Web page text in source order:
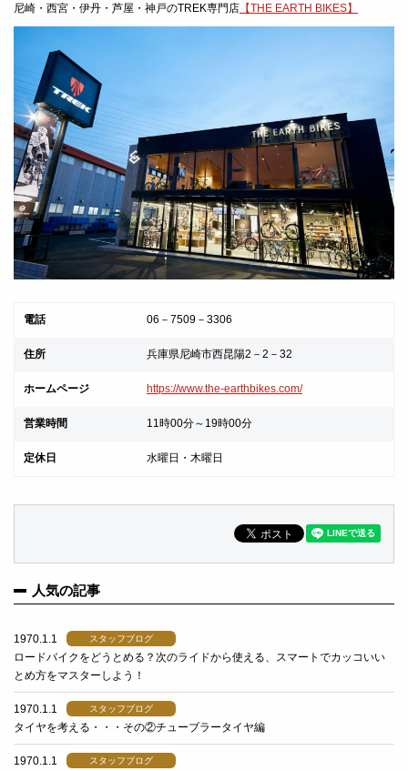
尼崎・西宮・伊丹・芦屋・神戸のTREK専門店 【THE EARTH BIKES】
電話 06－7509－3306
住所 兵庫県尼崎市西昆陽2－2－32
ホームページ https://www.the-earthbikes.com/
営業時間 11時00分～19時00分
定休日 水曜日・木曜日
人気の記事
1970.1.1 スタッフブログ
ロードバイクをどうとめる？次のライドから使える、スマートでカッコいい
とめ方をマスターしよう！
1970.1.1 スタッフブログ
タイヤを考える・・・その②チューブラータイヤ編
1970.1.1 スタッフブログ